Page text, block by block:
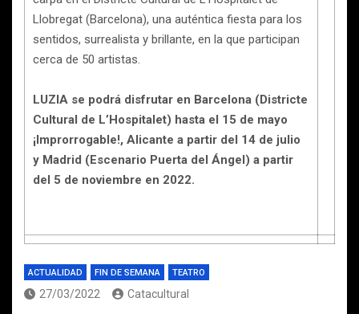
Llobregat (Barcelona), una auténtica fiesta para los
sentidos, surrealista y brillante, en la que participan
cerca de 50 artistas.
LUZIA se podrá disfrutar en Barcelona (Districte
Cultural de L’Hospitalet) hasta el 15 de mayo
¡Improrrogable!, Alicante a partir del 14 de julio
y Madrid (Escenario Puerta del Ángel) a partir
del 5 de noviembre en 2022.
ACTUALIDAD FIN DE SEMANA TEATRO
27/03/2022 Catacultural